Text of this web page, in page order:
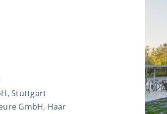
Stuttgart
GmbH, Haar